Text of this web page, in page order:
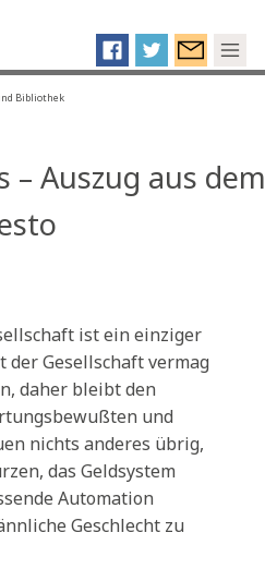
Bibliothek
– Auszug aus dem
ist ein einziger
Gesellschaft vermag
daher bleibt den
und
nichts anderes übrig,
das Geldsystem
Automation
Geschlecht zu